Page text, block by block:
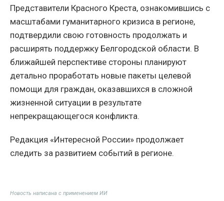
Представители Красного Креста, ознакомившись с
масштабами гуманитарного кризиса в регионе,
подтвердили свою готовность продолжать и
расширять поддержку Белгородской области. В
ближайшей перспективе стороны планируют
детально проработать новые пакеты целевой
помощи для граждан, оказавшихся в сложной
жизненной ситуации в результате
непрекращающегося конфликта.
Редакция «Интересной России» продолжает
следить за развитием событий в регионе.
Новость написана с применением ИИ